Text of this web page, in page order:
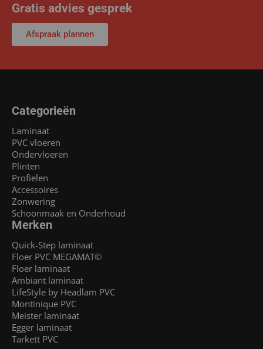
Gratis advies gesprek
Afspraak plannen
Categorieën
Laminaat
PVC vloeren
Ondervloeren
Plinten
Profielen
Accessoires
Zonwering
Schoonmaak en Onderhoud
Merken
Quick-Step laminaat
Floer PVC MEGAMAT©
Floer laminaat
Ambiant laminaat
LifeStyle by Headlam PVC
Montinique PVC
Meister laminaat
Egger laminaat
Tarkett PVC